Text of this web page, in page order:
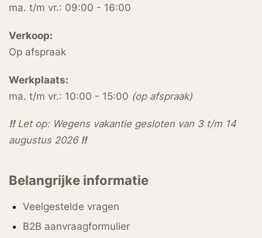
ma. t/m vr.: 09:00 - 16:00
Verkoop:
Op afspraak
Werkplaats:
ma. t/m vr.: 10:00 - 15:00 (op afspraak)
!!Let op: Wegens vakantie gesloten van 3 t/m 14
augustus 2026 !!
Belangrijke informatie
Veelgestelde vragen
B2B aanvraagformulier